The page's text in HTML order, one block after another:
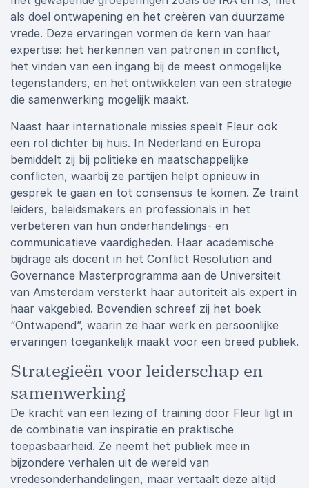
als doel ontwapening en het creëren van duurzame
vrede. Deze ervaringen vormen de kern van haar
expertise: het herkennen van patronen in conflict,
het vinden van een ingang bij de meest onmogelijke
tegenstanders, en het ontwikkelen van een strategie
die samenwerking mogelijk maakt.
Naast haar internationale missies speelt Fleur ook
een rol dichter bij huis. In Nederland en Europa
bemiddelt zij bij politieke en maatschappelijke
conflicten, waarbij ze partijen helpt opnieuw in
gesprek te gaan en tot consensus te komen. Ze traint
leiders, beleidsmakers en professionals in het
verbeteren van hun onderhandelings- en
communicatieve vaardigheden. Haar academische
bijdrage als docent in het Conflict Resolution and
Governance Masterprogramma aan de Universiteit
van Amsterdam versterkt haar autoriteit als expert in
haar vakgebied. Bovendien schreef zij het boek
“Ontwapend”, waarin ze haar werk en persoonlijke
ervaringen toegankelijk maakt voor een breed publiek.
Strategieën voor leiderschap en
samenwerking
De kracht van een lezing of training door Fleur ligt in
de combinatie van inspiratie en praktische
toepasbaarheid. Ze neemt het publiek mee in
bijzondere verhalen uit de wereld van
vredesonderhandelingen, maar vertaalt deze altijd